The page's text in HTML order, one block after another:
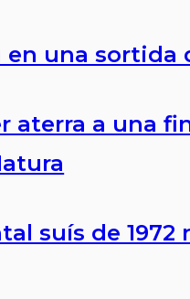
una sortida
aterra a una
suís de